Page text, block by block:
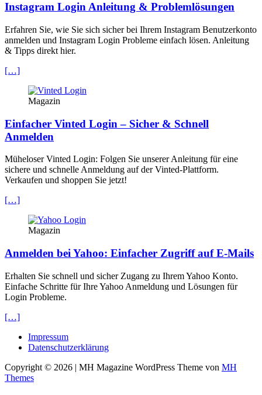
Instagram Login Anleitung & Problemlösungen
Erfahren Sie, wie Sie sich sicher bei Ihrem Instagram Benutzerkonto
anmelden und Instagram Login Probleme einfach lösen. Anleitung
& Tipps direkt hier.
[…]
Magazin
Einfacher Vinted Login – Sicher & Schnell
Anmelden
Müheloser Vinted Login: Folgen Sie unserer Anleitung für eine
sichere und schnelle Anmeldung auf der Vinted-Plattform.
Verkaufen und shoppen Sie jetzt!
[…]
Magazin
Anmelden bei Yahoo: Einfacher Zugriff auf E-Mails
Erhalten Sie schnell und sicher Zugang zu Ihrem Yahoo Konto.
Einfache Schritte für Ihre Yahoo Anmeldung und Lösungen für
Login Probleme.
[…]
Impressum
Datenschutzerklärung
Copyright © 2026 | MH Magazine WordPress Theme von MH
Themes